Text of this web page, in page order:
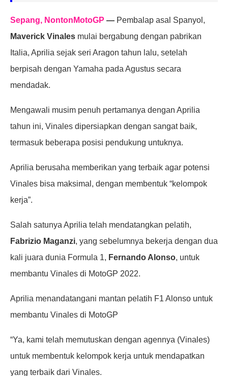
Sepang, NontonMotoGP — Pembalap asal Spanyol,
Maverick Vinales mulai bergabung dengan pabrikan
Italia, Aprilia sejak seri Aragon tahun lalu, setelah
berpisah dengan Yamaha pada Agustus secara
mendadak.
Mengawali musim penuh pertamanya dengan Aprilia
tahun ini, Vinales dipersiapkan dengan sangat baik,
termasuk beberapa posisi pendukung untuknya.
Aprilia berusaha memberikan yang terbaik agar potensi
Vinales bisa maksimal, dengan membentuk “kelompok
kerja”.
Salah satunya Aprilia telah mendatangkan pelatih,
Fabrizio Maganzi, yang sebelumnya bekerja dengan dua
kali juara dunia Formula 1, Fernando Alonso, untuk
membantu Vinales di MotoGP 2022.
Aprilia menandatangani mantan pelatih F1 Alonso untuk
membantu Vinales di MotoGP
“Ya, kami telah memutuskan dengan agennya (Vinales)
untuk membentuk kelompok kerja untuk mendapatkan
yang terbaik dari Vinales.